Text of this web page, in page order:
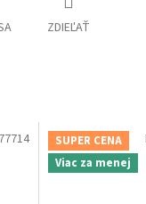
ZDIEĽAŤ
SUPER CENA
Viac za menej